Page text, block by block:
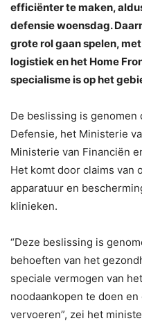
efficiënter te maken,
defensie woensdag.
grote rol gaan spelen,
logistiek en het Home
specialisme is op het
De beslissing is
Defensie, het Ministerie
Ministerie van Financiën
Het komt door claims van
apparatuur en
klinieken.
“Deze beslissing is
behoeften van het
speciale vermogen van
noodaankopen te doen
vervoeren”, zei het